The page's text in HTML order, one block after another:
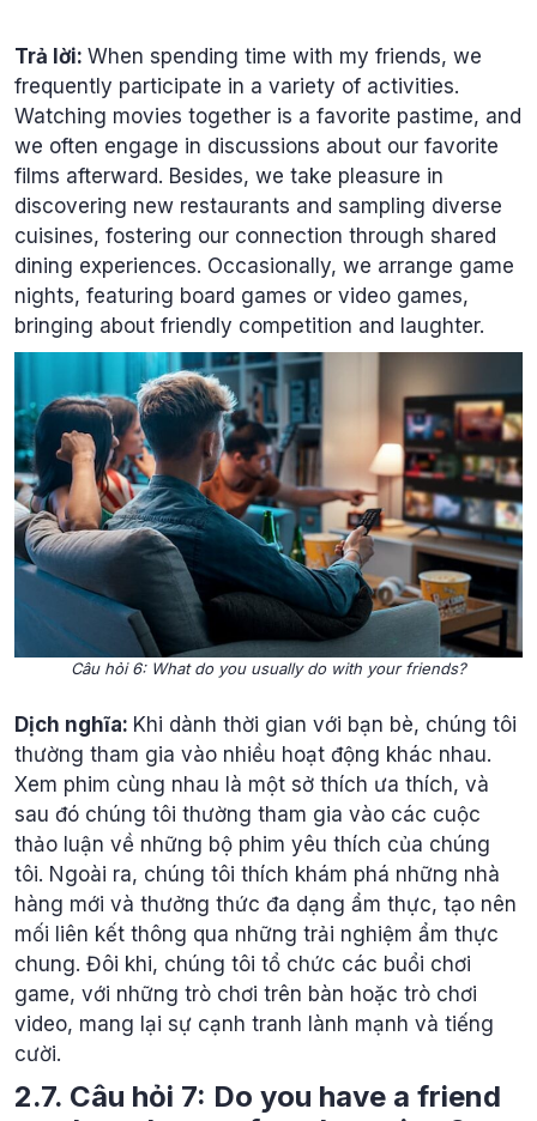
Trả lời: When spending time with my friends, we
frequently participate in a variety of activities.
Watching movies together is a favorite pastime, and
we often engage in discussions about our favorite
films afterward. Besides, we take pleasure in
discovering new restaurants and sampling diverse
cuisines, fostering our connection through shared
dining experiences. Occasionally, we arrange game
nights, featuring board games or video games,
bringing about friendly competition and laughter.
Câu hỏi 6: What do you usually do with your friends?
Dịch nghĩa: Khi dành thời gian với bạn bè, chúng tôi
thường tham gia vào nhiều hoạt động khác nhau.
Xem phim cùng nhau là một sở thích ưa thích, và
sau đó chúng tôi thường tham gia vào các cuộc
thảo luận về những bộ phim yêu thích của chúng
tôi. Ngoài ra, chúng tôi thích khám phá những nhà
hàng mới và thưởng thức đa dạng ẩm thực, tạo nên
mối liên kết thông qua những trải nghiệm ẩm thực
chung. Đôi khi, chúng tôi tổ chức các buổi chơi
game, với những trò chơi trên bàn hoặc trò chơi
video, mang lại sự cạnh tranh lành mạnh và tiếng
cười.
2.7. Câu hỏi 7: Do you have a friend